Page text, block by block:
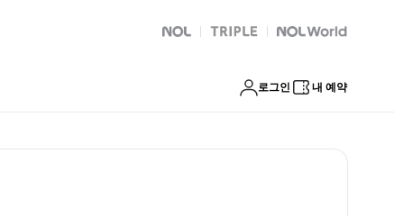
源，可满足你的一切要求NOL 트리플 Global Interpark
로그인 내 예약